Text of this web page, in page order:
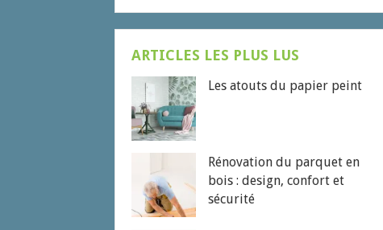
ARTICLES LES PLUS LUS
Les atouts du papier peint
Rénovation du parquet en
bois : design, confort et
sécurité